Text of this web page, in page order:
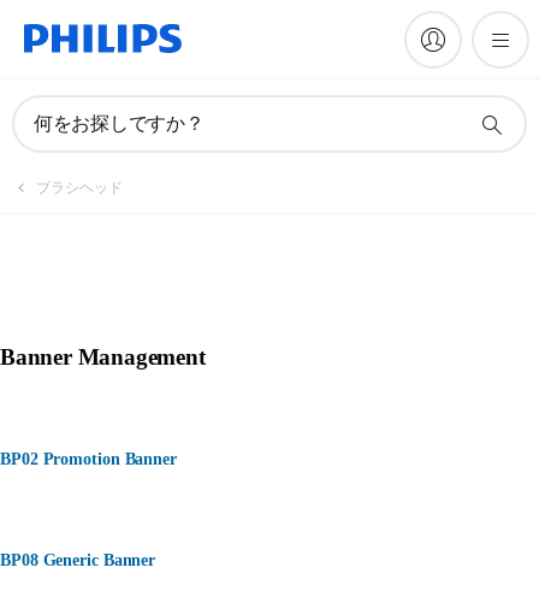
何をお探しですか？
ブラシヘッド
Banner Management
BP02 Promotion Banner
BP08 Generic Banner